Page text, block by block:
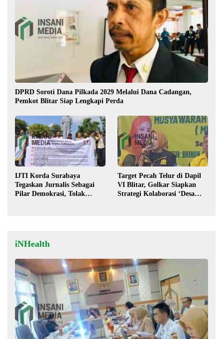
DPRD Soroti Dana Pilkada 2029 Melalui Dana Cadangan,
Pemkot Blitar Siap Lengkapi Perda
IJTI Korda Surabaya
Tegaskan Jurnalis Sebagai
Pilar Demokrasi, Tolak
Target Pecah Telur di Dapil
VI Blitar, Golkar Siapkan
Strategi Kolaborasi ‘Desa
iNHealth